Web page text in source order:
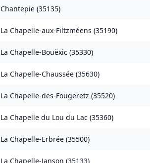
Chantepie (35135)
La Chapelle-aux-Filtzméens (35190)
La Chapelle-Bouëxic (35330)
La Chapelle-Chaussée (35630)
La Chapelle-des-Fougeretz (35520)
La Chapelle du Lou du Lac (35360)
La Chapelle-Erbrée (35500)
La Chapelle-Janson (35133)